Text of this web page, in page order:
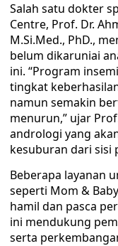
Salah satu dokter
Centre, Prof. Dr.
M.Si.Med., PhD.,
belum dikaruniai
ini. “Program
tingkat
namun semakin
menurun,” ujar
andrologi yang
kesuburan dari sisi
Beberapa layanan
seperti Mom &
hamil dan pasca
ini mendukung
serta